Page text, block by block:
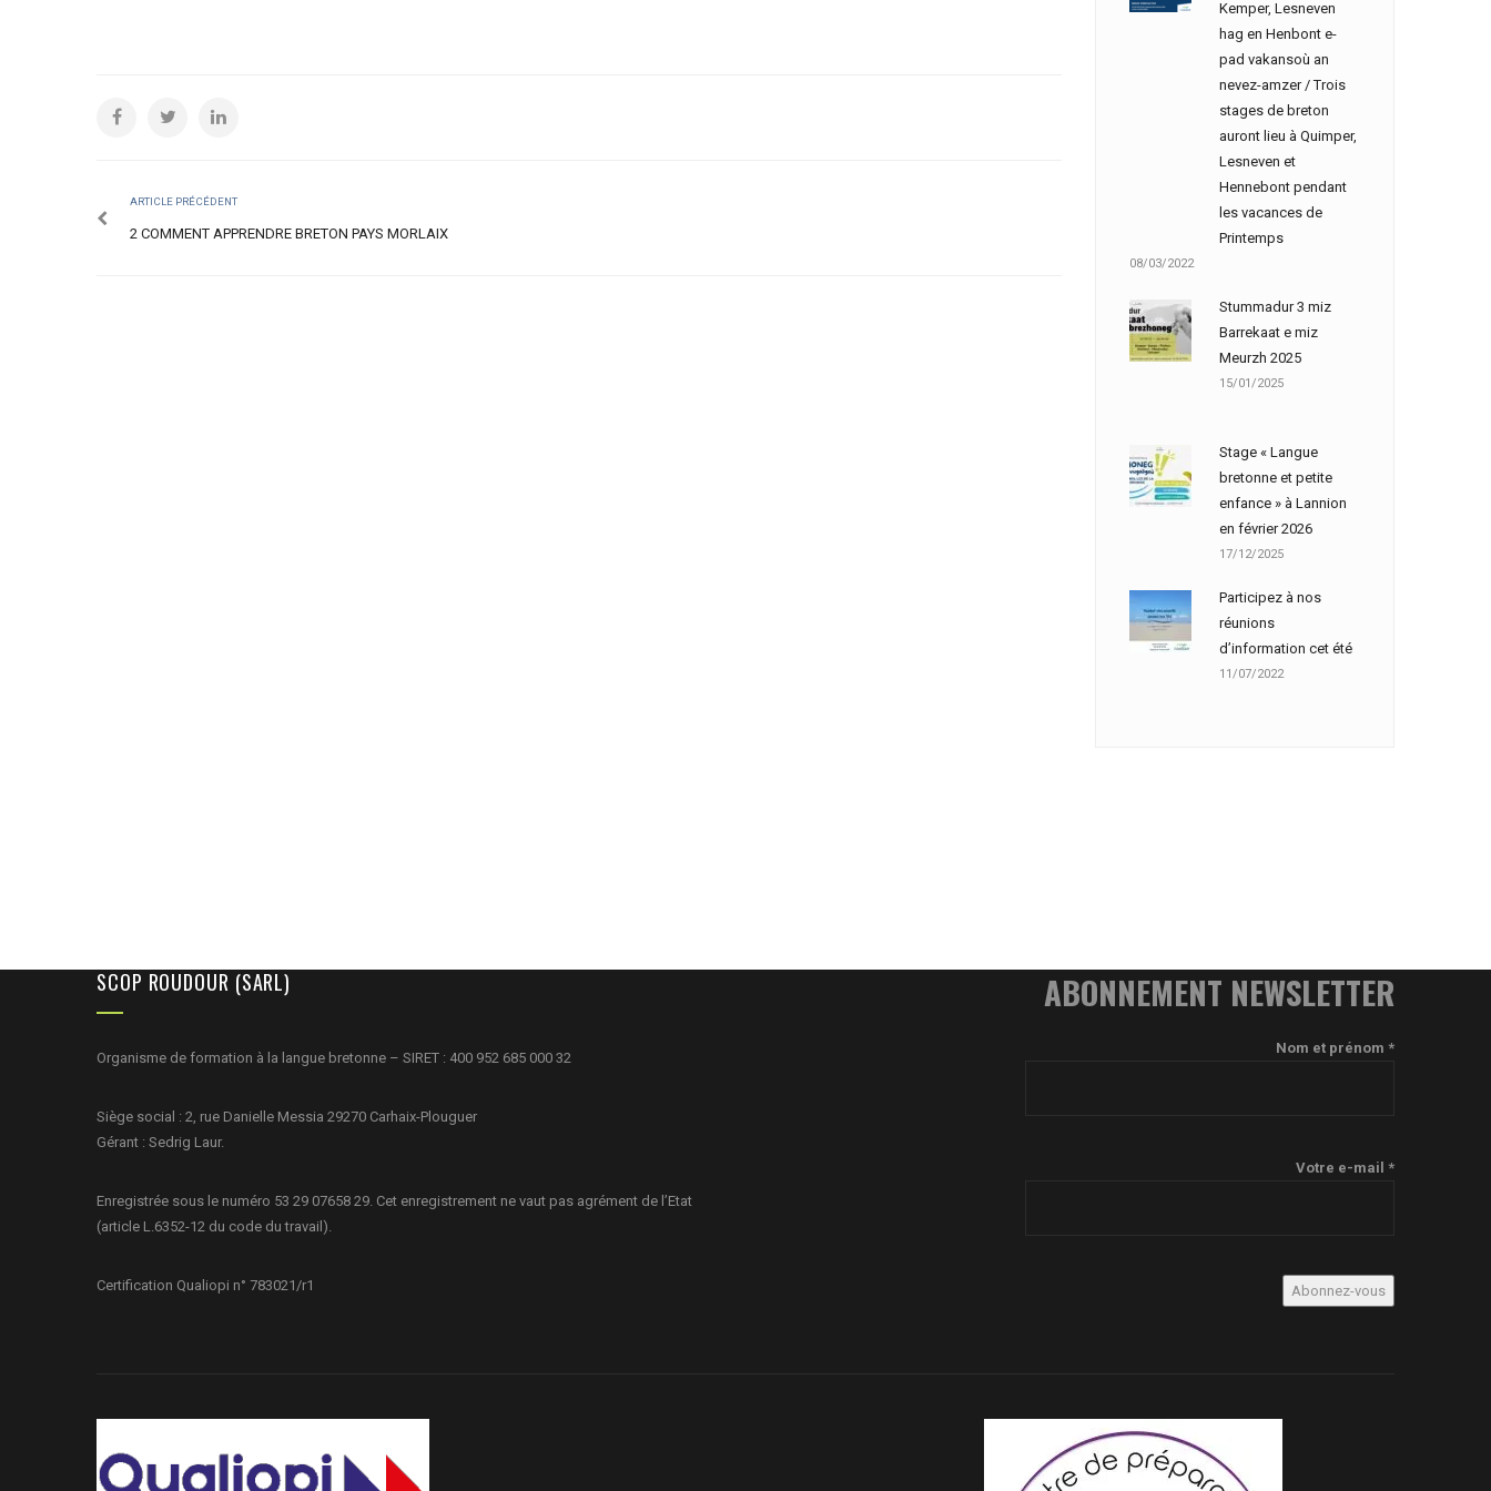
ARTICLE PRÉCÉDENT
2 COMMENT APPRENDRE BRETON PAYS MORLAIX
Kemper, Lesneven
hag en Henbont e-
pad vakansoù an
nevez-amzer / Trois
stages de breton
auront lieu à Quimper,
Lesneven et
Hennebont pendant
les vacances de
Printemps
08/03/2022
Stummadur 3 miz
Barrekaat e miz
Meurzh 2025
15/01/2025
Stage « Langue
bretonne et petite
enfance » à Lannion
en février 2026
17/12/2025
Participez à nos
réunions
d’information cet été
11/07/2022
SCOP ROUDOUR (SARL)
Organisme de formation à la langue bretonne – SIRET : 400 952 685 000 32
Siège social : 2, rue Danielle Messia 29270 Carhaix-Plouguer
Gérant : Sedrig Laur.
Enregistrée sous le numéro 53 29 07658 29. Cet enregistrement ne vaut pas agrément de l’Etat
(article L.6352-12 du code du travail).
Certification Qualiopi n° 783021/r1
ABONNEMENT NEWSLETTER
Nom et prénom *
Votre e-mail *